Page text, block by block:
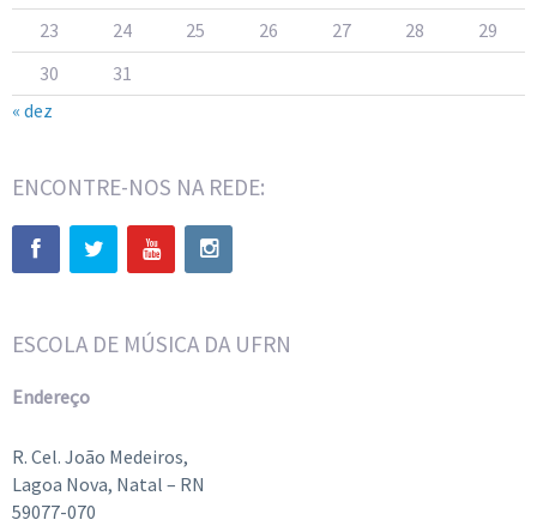
23
24 25 26 27 28
29
30
31
« dez
ENCONTRE-NOS NA REDE:
ESCOLA DE MÚSICA DA UFRN
Endereço
R. Cel. João Medeiros,
Lagoa Nova, Natal – RN
59077-070